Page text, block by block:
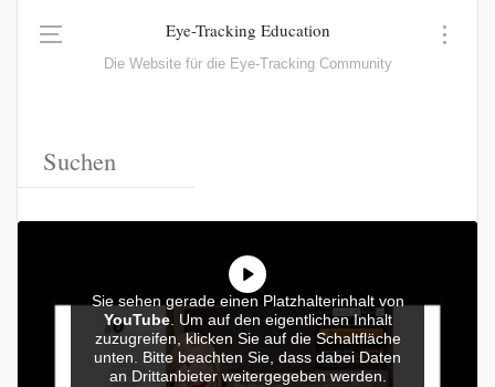
Eye-Tracking Education
Die Website für die Eye-Tracking Community
Sie sehen gerade einen Platzhalterinhalt von
YouTube. Um auf den eigentlichen Inhalt
zuzugreifen, klicken Sie auf die Schaltfläche
unten. Bitte beachten Sie, dass dabei Daten
an Drittanbieter weitergegeben werden.